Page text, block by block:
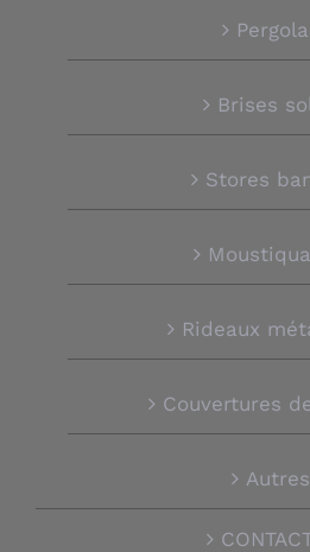
Brises
Stores
Rideaux
Couvertures
Autres